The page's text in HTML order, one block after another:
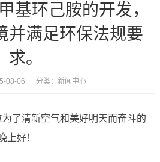
基环己胺的开发，
并满足环保法规要
求。
08-06 分类： 新闻中心
了清新空气和美好明天而奋斗的
上好！